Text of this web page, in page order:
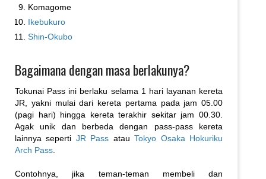
Komagome
Ikebukuro
Shin-Okubo
Bagaimana dengan masa berlakunya?
Tokunai Pass ini berlaku selama 1 hari layanan kereta
JR, yakni mulai dari kereta pertama pada jam 05.00
(pagi hari) hingga kereta terakhir sekitar jam 00.30.
Agak unik dan berbeda dengan pass-pass kereta
lainnya seperti JR Pass atauTokyo Osaka Hokuriku
Arch Pass
Contohnya, jika teman-teman membeli dan